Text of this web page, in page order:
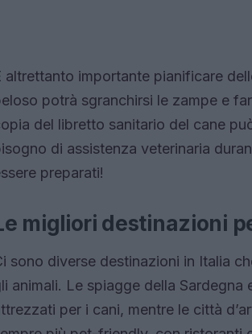
altrettanto importante pianificare
potrà sgranchirsi le zampe e
del libretto sanitario del cane
di assistenza veterinaria
preparati!
migliori destinazioni
sono diverse destinazioni in Italia
animali. Le spiagge della
per i cani, mentre le città